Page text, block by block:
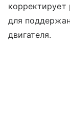
корректирует
для
двигателя.